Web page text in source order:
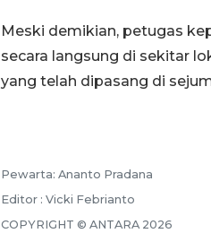
Meski demikian, petugas
secara langsung di sekitar
yang telah dipasang di
Pewarta: Ananto Pradana
Editor : Vicki Febrianto
COPYRIGHT © ANTARA 2026